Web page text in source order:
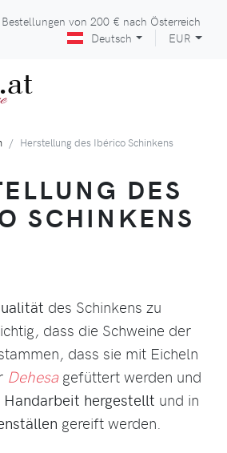
von 200 € nach Österreich
Deutsch
EUR
.at
Herstellung des Ibérico Schinkens
DES
SCHINKENS
des Schinkens zu
dass die Schweine der
dass sie mit Eicheln
Dehesagefüttert werden und
Handarbeit hergestellt und in
gereift werden.